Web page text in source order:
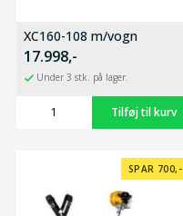
XC160-108 m/vogn
17.998,-
Under 3 stk. på lager.
SPAR 700,-